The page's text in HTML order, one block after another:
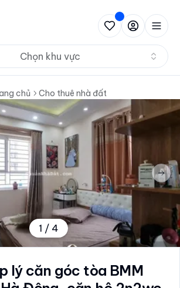
Chọn khu vực
chủ Cho thuê nhà đất
1 / 4
lý căn góc tòa BMM